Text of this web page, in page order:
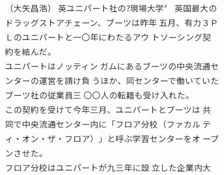
（大矢昌浩） 英ユニパート社の?現場大学〞 英国最大の
ドラッグストアチェーン、ブーツは昨年 五月、有力３Ｐ
Ｌのユニパートと一〇年にわたるアウ トソーシング契
約を結んだ。
ユニパートはノッティン ガムにあるブーツの中央流通セ
ンターの運営を請け負 うほか、同センターで働いていた
ブーツ社の従業員三 〇〇人の転籍も受け入れた。
この契約を受けて今年三月、ユニパートとブーツは 共
同で中央流通センター内に「フロア分校（ファカル テ
ィ・オン・ザ・フロア）」と呼ぶ学習センターをオ ープ
ンさせた。
フロア分校はユニパートが九三年に設 立した企業内大